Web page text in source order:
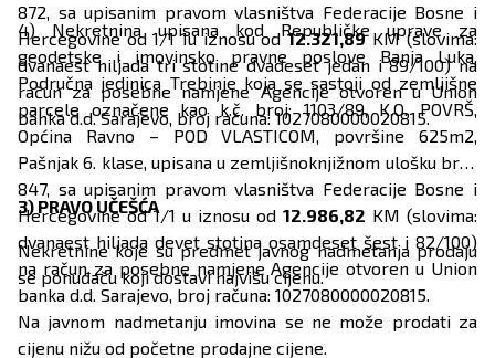
872, sa upisanim pravom vlasništva Federacije Bosne i
Hercegovine od 1/1 1u iznosu od12.321,89KM (slovima:
dvanaest hiljada tri stotine dvadeset jedan i 89/100) na
račun za posebne namjene Agencije otvoren u Union
banka d.d. Sarajevo, broj računa: 1027080000020815.
4) Nekretnina upisana kod Republičke uprave za
geodetske i imovinsko pravne poslove Banja Luka,
Područna jedinica Trebinje koja se sastoji od zemljišne
parcele označene kao k.č. broj: 1103/89, K.O. POVRŠ,
Općina Ravno – POD VLASTICOM, površine 625m2,
Pašnjak 6. klase, upisana u zemljišnoknjižnom ulošku broj:
847, sa upisanim pravom vlasništva Federacije Bosne i
Hercegovine od 1/1 u iznosu od 12.986,82 KM (slovima:
dvanaest hiljada devet stotina osamdeset šest i 82/100)
na račun za posebne namjene Agencije otvoren u Union
banka d.d. Sarajevo, broj računa: 1027080000020815.
3) PRAVO UČEŠĆA
Nekretnine koje su predmet javnog nadmetanja prodaju
se ponuđaču koji dostavi najvišu cijenu.
Na javnom nadmetanju imovina se ne može prodati za
cijenu nižu od početne prodajne cijene.